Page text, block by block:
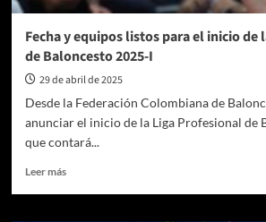
fortuna
Fecha y equipos listos para el inicio de
de Baloncesto 2025-I
29 de abril de 2025
Desde la Federación Colombiana de
anunciar el inicio de la Liga Profesional de
que contará...
Leer másLeer